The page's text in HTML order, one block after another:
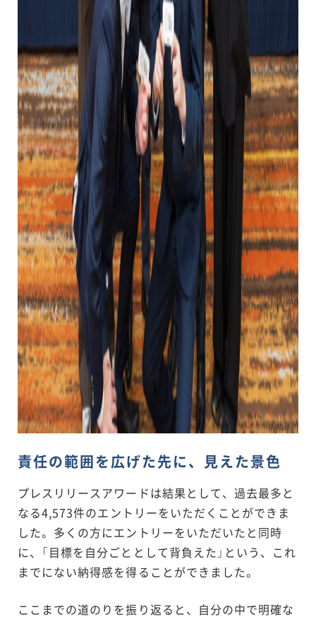
責任の範囲を広げた先に、見えた景色
プレスリリースアワードは結果として、過去最多と
なる4,573件のエントリーをいただくことができま
した。多くの方にエントリーをいただいたと同時
に、「目標を自分ごととして背負えた」という、これ
までにない納得感を得ることができました。
ここまでの道のりを振り返ると、自分の中で明確な